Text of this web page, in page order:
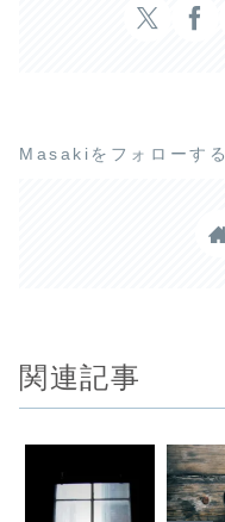
Masakiをフォローする
関連記事